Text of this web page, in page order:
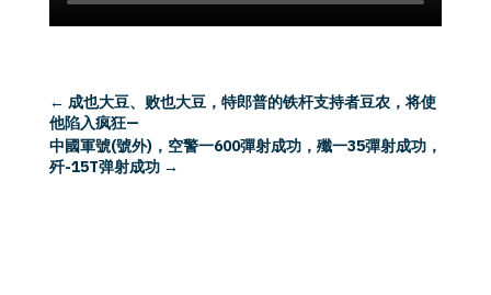
← 成也大豆、败也大豆，特郎普的铁杆支持者豆农，将使
他陷入疯狂—
中國軍號(號外)，空警一600彈射成功，殲一35彈射成功，
歼-15T弹射成功→